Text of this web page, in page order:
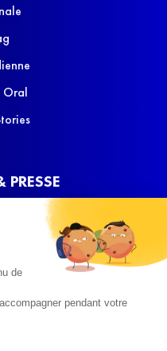
de
pendant votre
Oral